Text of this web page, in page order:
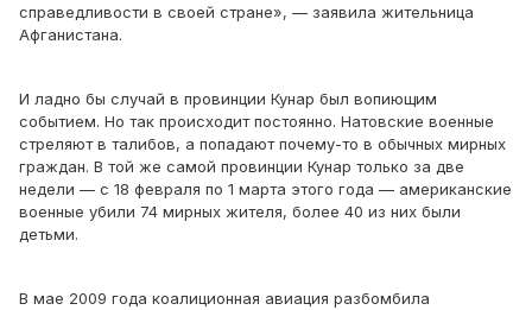
справедливости в своей стране», — заявила жительница
Афганистана.
И ладно бы случай в провинции Кунар был вопиющим
событием. Но так происходит постоянно. Натовские военные
стреляют в талибов, а попадают почему-то в обычных мирных
граждан. В той же самой провинции Кунар только за две
недели — с 18 февраля по 1 марта этого года — американские
военные убили 74 мирных жителя, более 40 из них были
детьми.
В мае 2009 года коалиционная авиация разбомбила